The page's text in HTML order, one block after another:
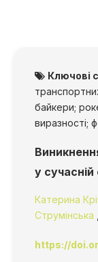
Ключові
байкери;
виразності;
у сучасній
Катерина
Струмінська
https://